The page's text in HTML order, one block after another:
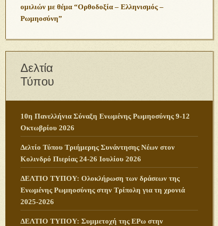
ομιλιών με θέμα “Ορθοδοξία – Ελληνισμός –
Ρωμηοσύνη”
Δελτία
Τύπου
10η Πανελλήνια Σύναξη Ενωμένης Ρωμηοσύνης 9-12
Οκτωβρίου 2026
Δελτίο Τύπου Τριήμερης Συνάντησης Νέων στον
Κολινδρό Πιερίας 24-26 Ιουλίου 2026
ΔΕΛΤΙΟ ΤΥΠΟΥ: Ολοκλήρωση των δράσεων της
Ενωμένης Ρωμηοσύνης στην Τρίπολη για τη χρονιά
2025-2026
ΔΕΛΤΙΟ ΤΥΠΟΥ: Συμμετοχή της ΕΡω στην